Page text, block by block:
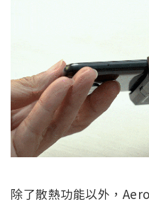
除了散熱功能以外，